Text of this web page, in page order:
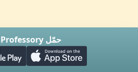
حمّل Professory الآن